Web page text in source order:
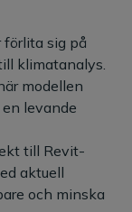
sig på
klimatanalys.
modellen
levande
till Revit-
aktuell
och minska